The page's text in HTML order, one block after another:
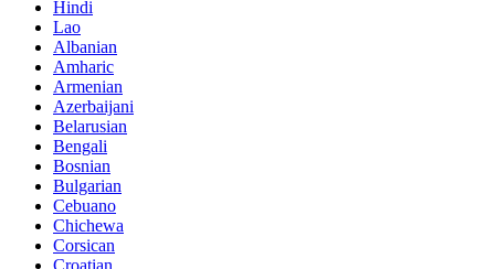
Hindi
Lao
Albanian
Amharic
Armenian
Azerbaijani
Belarusian
Bengali
Bosnian
Bulgarian
Cebuano
Chichewa
Corsican
Croatian